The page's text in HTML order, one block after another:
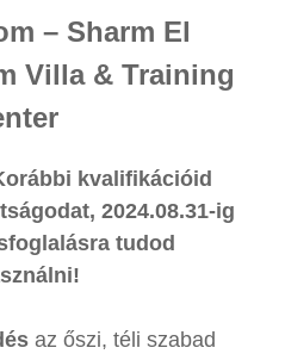
– Sharm El
Villa & Training
kvalifikációid
2024.08.31-ig
tudod
az őszi, téli szabad